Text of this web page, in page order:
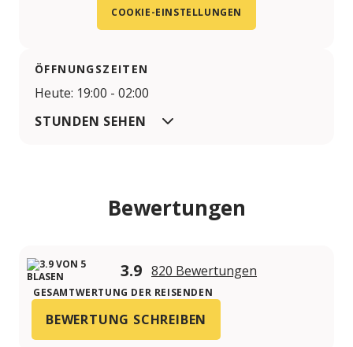
COOKIE-EINSTELLUNGEN
ÖFFNUNGSZEITEN
Heute: 19:00 - 02:00
STUNDEN SEHEN
Bewertungen
3.9 820 Bewertungen
GESAMTWERTUNG DER REISENDEN
BEWERTUNG SCHREIBEN